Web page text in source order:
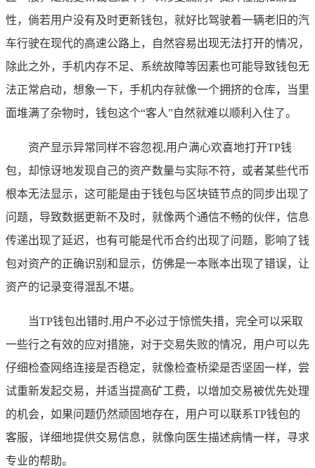
性，倘若用户没有及时更新钱包，就好比驾驶着一辆老旧的汽
车行驶在现代的高速公路上，自然容易出现无法打开的情况，
除此之外，手机内存不足、系统故障等因素也可能导致钱包无
法正常启动，想象一下，手机内存就像一个拥挤的仓库，当里
面堆满了杂物时，钱包这个“客人”自然就难以顺利入住了。
资产显示异常同样不容忽视,用户满心欢喜地打开TP钱
包，却惊讶地发现自己的资产数量与实际不符，或者某些代币
根本无法显示，这可能是由于钱包与区块链节点的同步出现了
问题，导致数据更新不及时，就像两个通信不畅的伙伴，信息
传递出现了延迟，也有可能是代币合约出现了问题，影响了钱
包对资产的正确识别和显示，仿佛是一本账本出现了错误，让
资产的记录变得混乱不堪。
当TP钱包出错时,用户不必过于惊慌失措，完全可以采取
一些行之有效的应对措施，对于交易失败的情况，用户可以先
仔细检查网络连接是否稳定，就像检查桥梁是否坚固一样，尝
试重新发起交易，并适当提高矿工费，以增加交易被优先处理
的机会，如果问题仍然顽固地存在，用户可以联系TP钱包的
客服，详细地提供交易信息，就像向医生描述病情一样，寻求
专业的帮助。